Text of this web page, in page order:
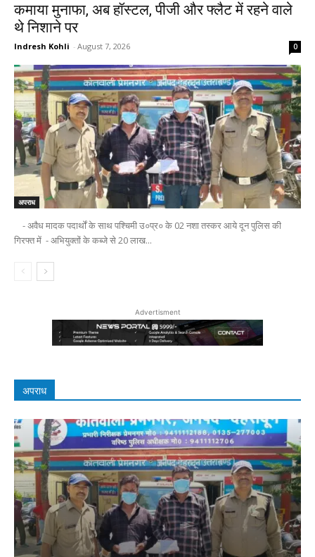
कमाया मुनाफा, अब हॉस्टल, पीजी और फ्लैट में रहने वाले
थे निशाने पर
Indresh Kohli - August 7, 2026 0
अपराध
- अवैध मादक पदार्थों के साथ पश्चिमी उ०प्र० के 02 नशा तस्कर आये दून पुलिस की
गिरफ्त में - अभियुक्तों के कब्जे से 20 लाख...
Advertisment
अपराध